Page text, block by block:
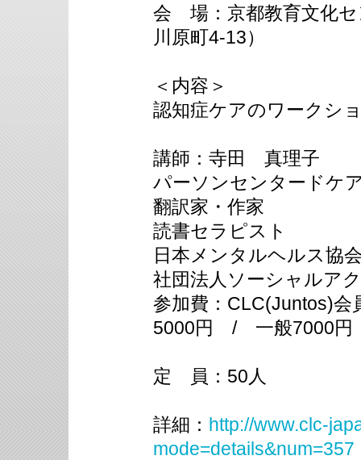
会 場：京都教育文化セ
川原町4-13）
＜内容＞
認知症ケアのワークシ
講師：寺田 真理子
パーソンセンタードケ
翻訳家・作家
読書セラピスト
日本メンタルヘルス協
社団法人ソーシャルア
参加費：CLC(Juntos)
5000円 / 一般7000円
定 員：50人
詳細： http://www.clc-
mode=details&num=357